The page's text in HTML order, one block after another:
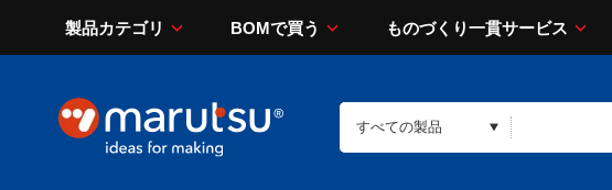
製品カテゴリ BOMで買う ものづくり一貫サービス